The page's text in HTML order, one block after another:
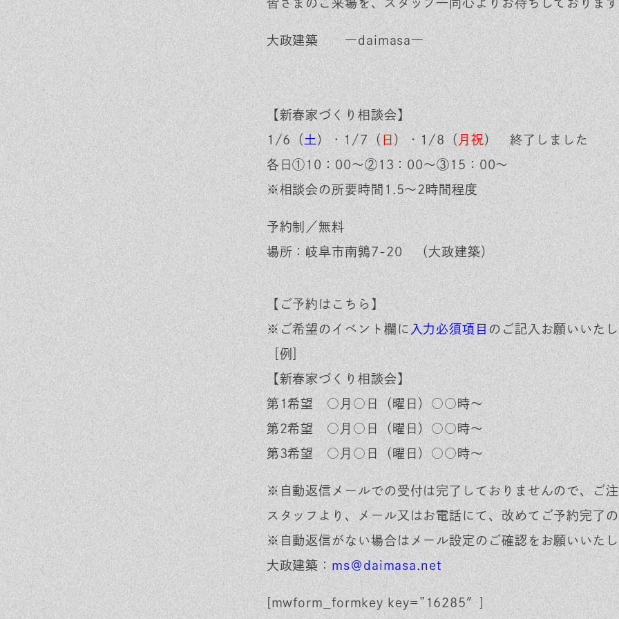
皆さまのご来場を、スタッフ一同心よりお待ちしておりま
大政建築 ―daimasa―
【新春家づくり相談会】
1/6（土）・1/7（日）・1/8（月祝） 終了しました
各日①10：00～②13：00～③15：00～
※相談会の所要時間1.5～2時間程度
予約制／無料
場所：岐阜市南鶉7-20 （大政建築）
【ご予約はこちら】
※ご希望のイベント欄に 入力必須項目 のご記入お願いいた
［例］
【新春家づくり相談会】
第1希望 ○月○日（曜日）○○時～
第2希望 ○月○日（曜日）○○時～
第3希望 ○月○日（曜日）○○時～
※自動返信メールでの受付は完了しておりませんので、ご
スタッフより、メール又はお電話にて、改めてご予約完了
※自動返信がない場合はメール設定のご確認をお願いいた
大政建築：ms＠daimasa.net
[mwform_formkey key=”16285″]